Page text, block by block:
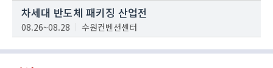
차세대 반도체 패키징 산업전
08.26~08.28 수원컨벤션센터